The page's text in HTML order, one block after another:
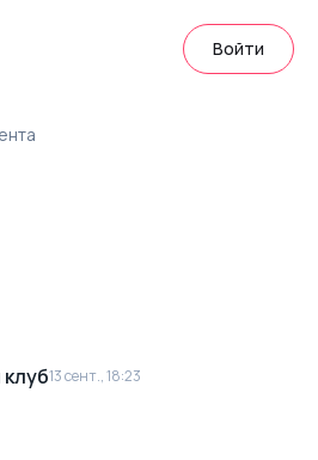
Войти
13 сент., 18:23